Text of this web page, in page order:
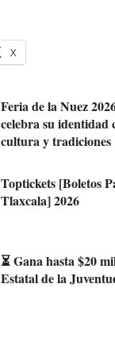
X
Feria de la Nuez
celebra su identidad
cultura y tradiciones
Toptickets [Boletos
Tlaxcala] 2026
⏳ Gana hasta $20
Estatal de la